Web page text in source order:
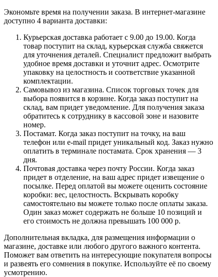
Экономьте время на получении заказа. В интернет-магазине
доступно 4 варианта доставки:
Курьерская доставка работает с 9.00 до 19.00. Когда
товар поступит на склад, курьерская служба свяжется
для уточнения деталей. Специалист предложит выбрать
удобное время доставки и уточнит адрес. Осмотрите
упаковку на целостность и соответствие указанной
комплектации.
Самовывоз из магазина. Список торговых точек для
выбора появится в корзине. Когда заказ поступит на
склад, вам придет уведомление. Для получения заказа
обратитесь к сотруднику в кассовой зоне и назовите
номер.
Постамат. Когда заказ поступит на точку, на ваш
телефон или e-mail придет уникальный код. Заказ нужно
оплатить в терминале постамата. Срок хранения — 3
дня.
Почтовая доставка через почту России. Когда заказ
придет в отделение, на ваш адрес придет извещение о
посылке. Перед оплатой вы можете оценить состояние
коробки: вес, целостность. Вскрывать коробку
самостоятельно вы можете только после оплаты заказа.
Один заказ может содержать не больше 10 позиций и
его стоимость не должна превышать 100 000 р.
Дополнительная вкладка, для размещения информации о
магазине, доставке или любого другого важного контента.
Поможет вам ответить на интересующие покупателя вопросы
и развеять его сомнения в покупке. Используйте её по своему
усмотрению.